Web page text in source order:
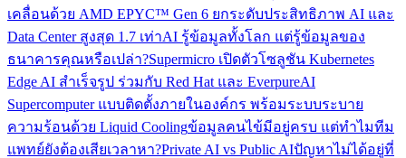
เคลื่อนด้วย AMD EPYC™ Gen 6 ยกระดับประสิทธิภาพ AI และ
Data Center สูงสุด 1.7 เท่าAI รู้ข้อมูลทั้งโลก แต่รู้ข้อมูลของ
ธนาคารคุณหรือเปล่า?Supermicro เปิดตัวโซลูชัน Kubernetes
Edge AI สำเร็จรูป ร่วมกับ Red Hat และ EverpureAI
Supercomputer แบบติดตั้งภายในองค์กร พร้อมระบบระบาย
ความร้อนด้วย Liquid Coolingข้อมูลคนไข้มีอยู่ครบ แต่ทำไมทีม
แพทย์ยังต้องเสียเวลาหา?Private AI vs Public AIปัญหาไม่ได้อยู่ที่